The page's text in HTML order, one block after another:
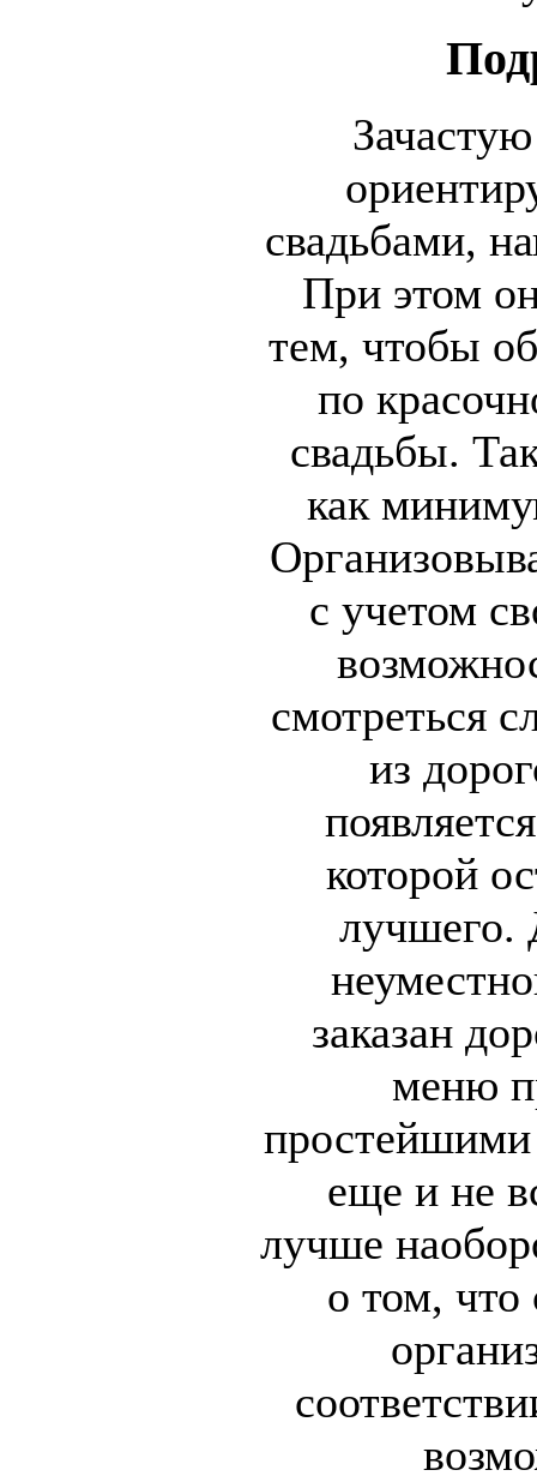
свадьбами,
При этом
тем, чтобы
по
свадьбы.
как
с учетом
смотреться
из
которой
лучшего.
заказан
меню
еще и не
лучше
о том, что